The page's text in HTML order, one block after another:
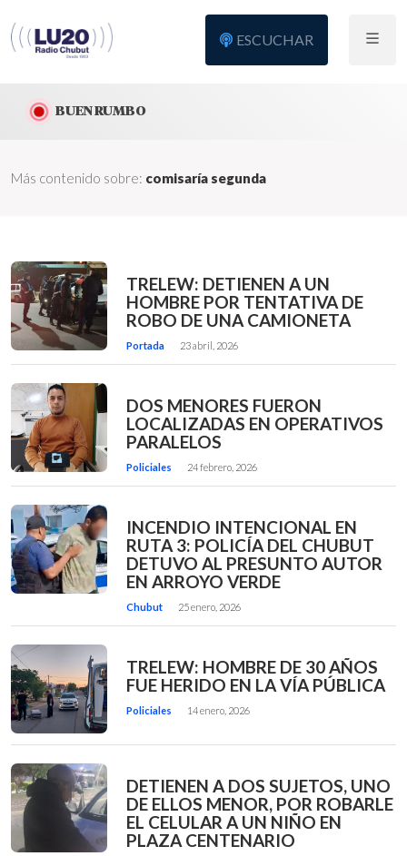
ESCUCHAR
BUEN RUMBO
Más contenido sobre: comisaría segunda
TRELEW: DETIENEN A UN
HOMBRE POR TENTATIVA DE
ROBO DE UNA CAMIONETA
Portada 23 abril, 2026
DOS MENORES FUERON
LOCALIZADAS EN OPERATIVOS
PARALELOS
Policiales 24 febrero, 2026
INCENDIO INTENCIONAL EN
RUTA 3: POLICÍA DEL CHUBUT
DETUVO AL PRESUNTO AUTOR
EN ARROYO VERDE
Chubut 25 enero, 2026
TRELEW: HOMBRE DE 30 AÑOS
FUE HERIDO EN LA VÍA PÚBLICA
Policiales 14 enero, 2026
DETIENEN A DOS SUJETOS, UNO
DE ELLOS MENOR, POR ROBARLE
EL CELULAR A UN NIÑO EN
PLAZA CENTENARIO